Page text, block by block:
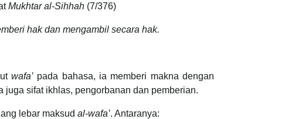
Mukhtar al-Sihhah (7/376)
hak dan mengambil secara hak.
wafa’ pada bahasa, ia memberi makna dengan
sifat ikhlas, pengorbanan dan pemberian.
lebar maksud al-wafa’. Antaranya: